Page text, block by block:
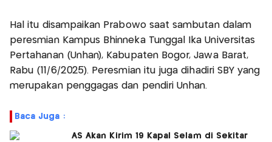
Hal itu disampaikan Prabowo saat sambutan dalam
peresmian Kampus Bhinneka Tunggal Ika Universitas
Pertahanan (Unhan), Kabupaten Bogor, Jawa Barat,
Rabu (11/6/2025). Peresmian itu juga dihadiri SBY yang
merupakan penggagas dan pendiri Unhan.
Baca Juga :
AS Akan Kirim 19 Kapal Selam di Sekitar